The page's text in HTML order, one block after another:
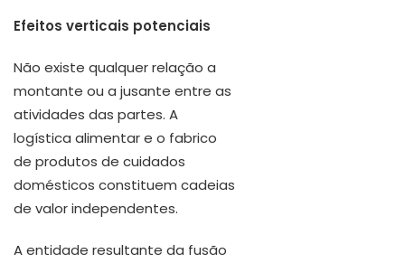
Efeitos verticais potenciais
Não existe qualquer relação a
montante ou a jusante entre as
atividades das partes. A
logística alimentar e o fabrico
de produtos de cuidados
domésticos constituem cadeias
de valor independentes.
A entidade resultante da fusão